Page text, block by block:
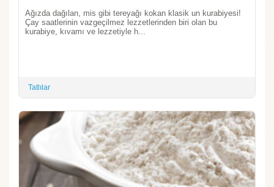
Ağızda dağılan, mis gibi tereyağı kokan klasik un kurabiyesi!
Çay saatlerinin vazgeçilmez lezzetlerinden biri olan bu
kurabiye, kıvamı ve lezzetiyle h...
Tatlılar